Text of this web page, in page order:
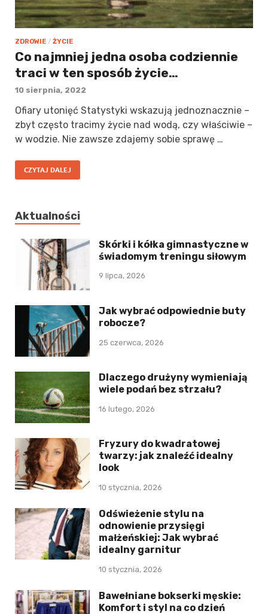
ZDROWIE / ŻYCIE
Co najmniej jedna osoba codziennie
traci w ten sposób życie…
10 sierpnia, 2022
Ofiary utonięć Statystyki wskazują jednoznacznie –
zbyt często tracimy życie nad wodą, czy właściwie –
w wodzie. Nie zawsze zdajemy sobie sprawę …
CZYTAJ DALEJ
Aktualności
Skórki i kółka gimnastyczne w
świadomym treningu siłowym
9 lipca, 2026
Jak wybrać odpowiednie buty
robocze?
25 czerwca, 2026
Dlaczego drużyny wymieniają
wiele podań bez strzału?
16 lutego, 2026
Fryzury do kwadratowej
twarzy: jak znaleźć idealny
look
10 stycznia, 2026
Odświeżenie stylu na
odnowienie przysięgi
małżeńskiej: Jak wybrać
idealny garnitur
10 stycznia, 2026
Bawełniane bokserki męskie:
Komfort i styl na co dzień